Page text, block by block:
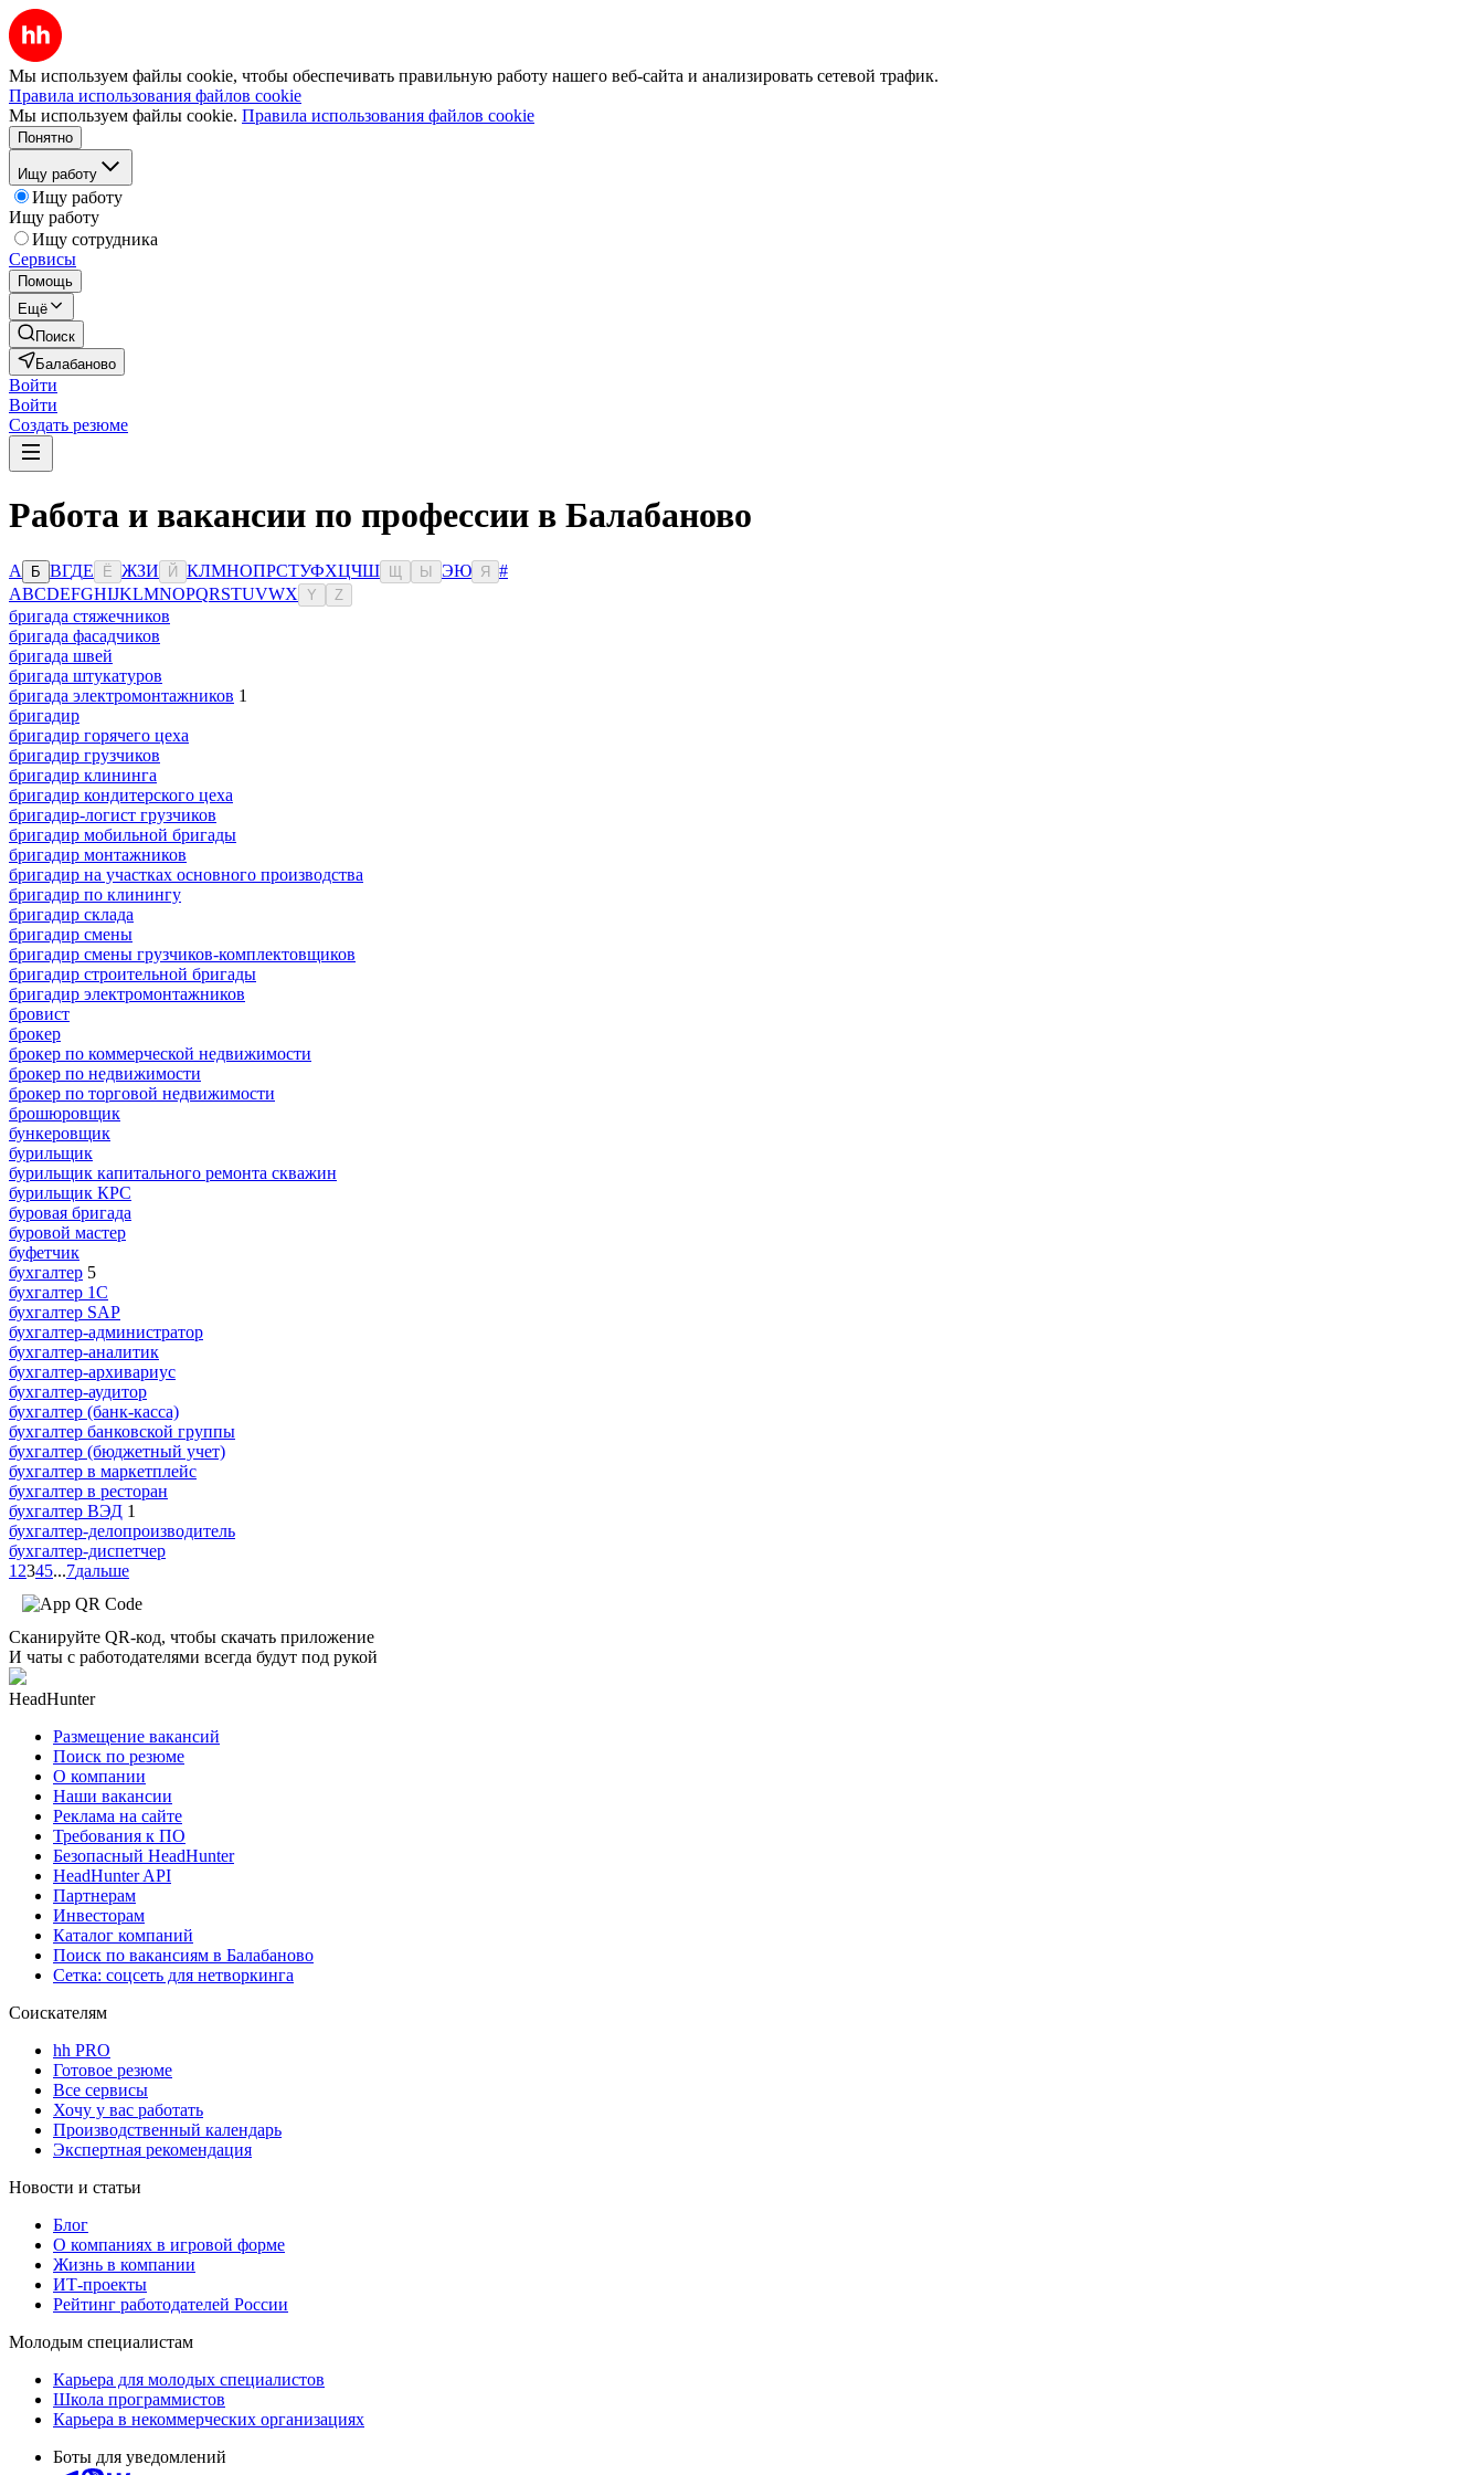
Мы используем файлы cookie, чтобы обеспечивать правильную работу нашего веб-сайта и анализировать сетевой трафик.
Правила использования файлов cookie
Мы используем файлы cookie. Правила использования файлов cookie
Понятно
Ищу работу
Ищу работу
Ищу работу
Ищу сотрудника
Сервисы
Помощь
Ещё
Поиск
Балабаново
Войти
Войти
Создать резюме
Работа и вакансии по профессии в Балабаново
А Б ВГДЕ Ё ЖЗИ Й КЛМНОПРСТУФХЦЧШ Ы ЭЮ Я
#
ABCDEFGHIJKLMNOPQRSTUVWX Y Z
бригада стяжечников
бригада фасадчиков
бригада швей
бригада штукатуров
бригада электромонтажников 1
бригадир
бригадир горячего цеха
бригадир грузчиков
бригадир клининга
бригадир кондитерского цеха
бригадир-логист грузчиков
бригадир мобильной бригады
бригадир монтажников
бригадир на участках основного производства
бригадир по клинингу
бригадир склада
бригадир смены
бригадир смены грузчиков-комплектовщиков
бригадир строительной бригады
бригадир электромонтажников
бровист
брокер
брокер по коммерческой недвижимости
брокер по недвижимости
брокер по торговой недвижимости
брошюровщик
бункеровщик
бурильщик
бурильщик капитального ремонта скважин
бурильщик КРС
буровая бригада
буровой мастер
буфетчик
бухгалтер 5
бухгалтер 1C
бухгалтер SAP
бухгалтер-администратор
бухгалтер-аналитик
бухгалтер-архивариус
бухгалтер-аудитор
бухгалтер (банк-касса)
бухгалтер банковской группы
бухгалтер (бюджетный учет)
бухгалтер в маркетплейс
бухгалтер в ресторан
бухгалтер ВЭД 1
бухгалтер-делопроизводитель
бухгалтер-диспетчер
1 2345...7дальше
Сканируйте QR-код, чтобы скачать приложение
И чаты с работодателями всегда будут под рукой
HeadHunter
Размещение вакансий
Поиск по резюме
О компании
Наши вакансии
Реклама на сайте
Требования к ПО
Безопасный HeadHunter
HeadHunter API
Партнерам
Инвесторам
Каталог компаний
Поиск по вакансиям в Балабаново
Сетка: соцсеть для нетворкинга
Соискателям
hh PRO
Готовое резюме
Все сервисы
Хочу у вас работать
Производственный календарь
Экспертная рекомендация
Новости и статьи
Блог
О компаниях в игровой форме
Жизнь в компании
ИТ-проекты
Рейтинг работодателей России
Молодым специалистам
Карьера для молодых специалистов
Школа программистов
Карьера в некоммерческих организациях
Боты для уведомлений